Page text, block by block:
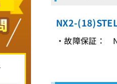
NX2-
・故障保証：